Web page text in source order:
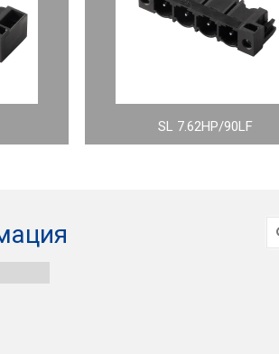
SL 7.62HP/90LF